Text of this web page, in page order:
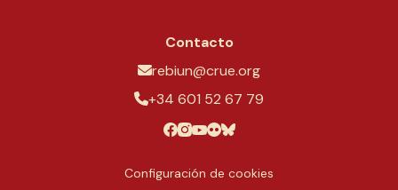
Contacto
rebiun@crue.org
+34 601 52 67 79
Configuración de cookies